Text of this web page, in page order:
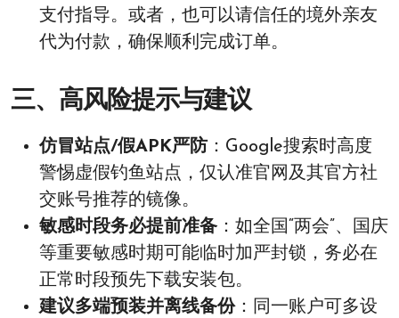
支付指导。或者，也可以请信任的境外亲友
代为付款，确保顺利完成订单。
三、高风险提示与建议
仿冒站点/假APK严防：Google搜索时高度
警惕虚假钓鱼站点，仅认准官网及其官方社
交账号推荐的镜像。
敏感时段务必提前准备 ：如全国“两会”、国庆
等重要敏感时期可能临时加严封锁，务必在
正常时段预先下载安装包。
建议多端预装并离线备份：同一账户可多设